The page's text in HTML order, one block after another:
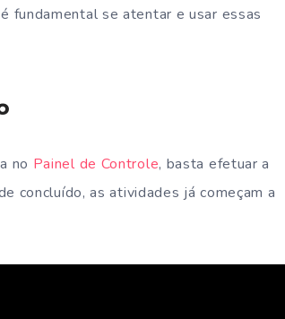
fundamental se atentar e usar essas
no Painel de Controle, basta efetuar a
concluído, as atividades já começam a